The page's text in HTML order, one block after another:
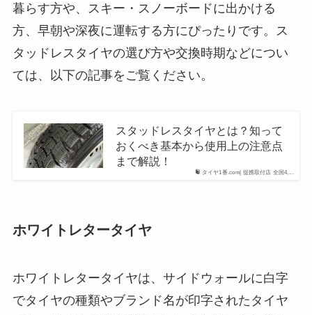
暮らす方や、スキー・スノーボードに出かける
方、早朝や深夜に運転する方にぴったりです。ス
タッドレスタイヤの選び方や交換時期などについ
ては、以下の記事をご覧ください。
タイヤ1番.com| 提携取付店 全国4,...
スタッドレスタイヤとは？知って
おくべき基本から使用上の注意点
まで解説！
ホワイトレタータイヤ
ホワイトレタータイヤは、サイドウォールに白字
でタイヤの種類やブランド名が印字されたタイヤ